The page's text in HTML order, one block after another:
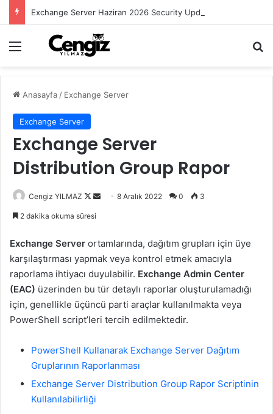
Menü
Anasayfa / Exchange Server
Exchange Server
Exchange Server
Distribution Group Rapor
Cengiz YILMAZ
Follow
Bir
göndermek
8 Aralık 2022 0 3
2 dakika okuma süresi
Exchange Server ortamlarında, dağıtım grupları için üye
karşılaştırması yapmak veya kontrol etmek amacıyla
raporlama ihtiyacı duyulabilir. Exchange Admin Center
(EAC) üzerinden bu tür detaylı raporlar oluşturulamadığı
için, genellikle üçüncü parti araçlar kullanılmakta veya
PowerShell script’leri tercih edilmektedir.
PowerShell Kullanarak Exchange Server Dağıtım
Gruplarının Raporlanması
Exchange Server Distribution Group Rapor Scriptinin
Kullanılabilirliği